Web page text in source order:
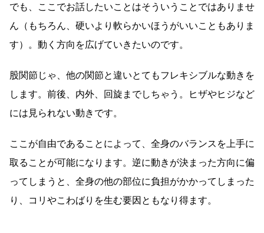
でも、ここでお話したいことはそういうことではありませ
ん（もちろん、硬いより軟らかいほうがいいこともありま
す）。動く方向を広げていきたいのです。
股関節じゃ、他の関節と違いとてもフレキシブルな動きを
します。前後、内外、回旋までしちゃう。ヒザやヒジなど
には見られない動きです。
ここが自由であることによって、全身のバランスを上手に
取ることが可能になります。逆に動きが決まった方向に偏
ってしまうと、全身の他の部位に負担がかかってしまった
り、コリやこわばりを生む要因ともなり得ます。